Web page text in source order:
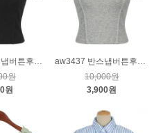
원
원
10,000원
3,900원